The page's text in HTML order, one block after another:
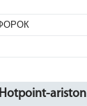
ariston